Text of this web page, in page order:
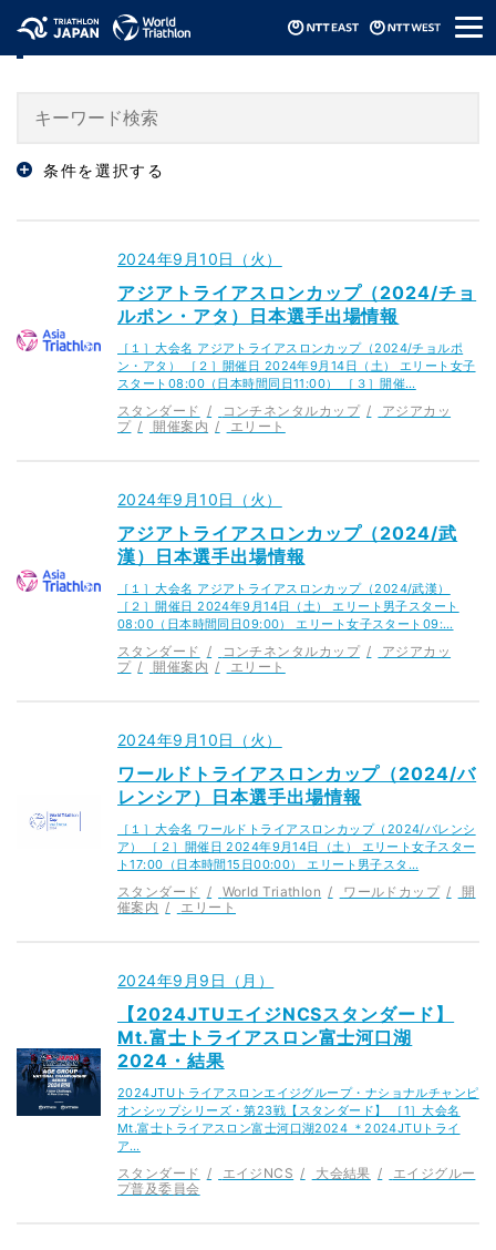
メ
ニ
「スタンダード」のニュース
条件を選択する
2024年9月10日（火）
アジアトライアスロンカップ（2024/チョ
ルポン・アタ）日本選手出場情報
［１］大会名 アジアトライアスロンカップ（2024/チョルポ
ン・アタ） ［２］開催日 2024年9月14日（土） エリート女子
スタート08:00（日本時間同日11:00） ［３］開催…
スタンダード コンチネンタルカップ
アジアカッ
プ
開催案内 エリート
2024年9月10日（火）
アジアトライアスロンカップ（2024/武
漢）日本選手出場情報
［１］大会名 アジアトライアスロンカップ（2024/武漢）
［２］開催日 2024年9月14日（土） エリート男子スタート
08:00（日本時間同日09:00） エリート女子スタート09:…
スタンダード コンチネンタルカップ
アジアカッ
プ
開催案内 エリート
2024年9月10日（火）
ワールドトライアスロンカップ（2024/バ
レンシア）日本選手出場情報
［１］大会名 ワールドトライアスロンカップ（2024/バレンシ
ア） ［２］開催日 2024年9月14日（土） エリート女子スター
ト17:00（日本時間15日00:00） エリート男子スタ…
スタンダード World Triathlon ワールドカップ
開
催案内
エリート
2024年9月9日（月）
【2024JTUエイジNCSスタンダード】
Mt.富士トライアスロン富士河口湖
2024・結果
2024JTUトライアスロンエイジグループ・ナショナルチャンピ
オンシップシリーズ・第23戦【スタンダード】 ［1］大会名
Mt.富士トライアスロン富士河口湖2024 ＊2024JTUトライ
ア…
スタンダード エイジNCS 大会結果
エイジグルー
プ普及委員会